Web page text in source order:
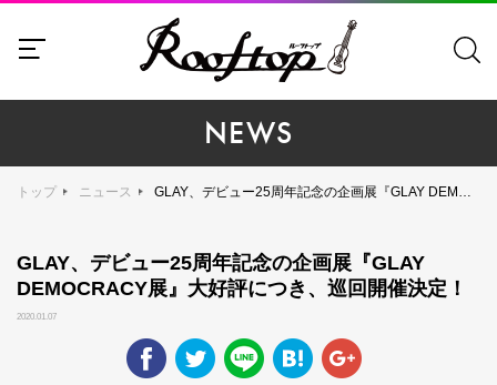
NEWS
トップ ニュース GLAY、デビュー25周年記念の企画展『GLAY DEMOCRACY展』大好評につき、巡回開催決定！
GLAY、デビュー25周年記念の企画展『GLAY
DEMOCRACY展』大好評につき、巡回開催決定！
2020.01.07